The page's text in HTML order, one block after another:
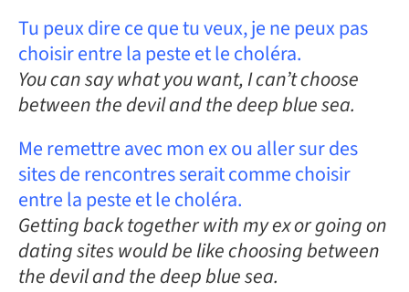
Tu peux dire ce que tu veux, je ne peux pas
choisir entre la peste et le choléra.
You can say what you want, I can’t choose
between the devil and the deep blue sea.
Me remettre avec mon ex ou aller sur des
sites de rencontres serait comme choisir
entre la peste et le choléra.
Getting back together with my ex or going on
dating sites would be like choosing between
the devil and the deep blue sea.